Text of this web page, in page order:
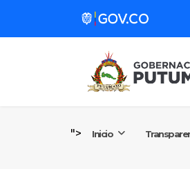
Atención
Gobernación
Secretarías y
"> Inicio